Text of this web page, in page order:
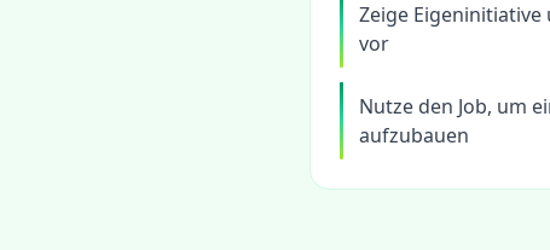
Zeige
vor
Nutze den Job, um
aufzubauen